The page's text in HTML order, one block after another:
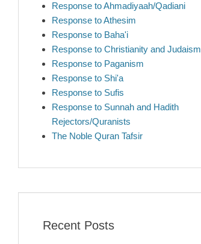
Response to Ahmadiyaah/Qadiani
Response to Athesim
Response to Baha'i
Response to Christianity and Judaism
Response to Paganism
Response to Shi'a
Response to Sufis
Response to Sunnah and Hadith
Rejectors/Quranists
The Noble Quran Tafsir
Recent Posts